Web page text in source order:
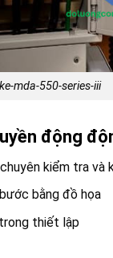
mda-550-series-iii
động
kiểm tra
bằng đồ họa
thiết lập